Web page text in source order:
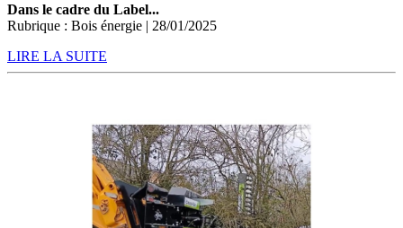
Dans le cadre du Label...
Rubrique : Bois énergie | 28/01/2025
LIRE LA SUITE